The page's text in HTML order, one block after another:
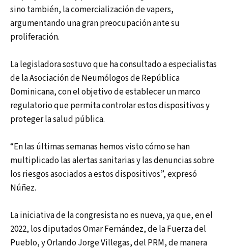
sino también, la comercialización de vapers,
argumentando una gran preocupación ante su
proliferación.
La legisladora sostuvo que ha consultado a especialistas
de la Asociación de Neumólogos de República
Dominicana, con el objetivo de establecer un marco
regulatorio que permita controlar estos dispositivos y
proteger la salud pública.
“En las últimas semanas hemos visto cómo se han
multiplicado las alertas sanitarias y las denuncias sobre
los riesgos asociados a estos dispositivos”, expresó
Núñez.
La iniciativa de la congresista no es nueva, ya que, en el
2022, los diputados Omar Fernández, de la Fuerza del
Pueblo, y Orlando Jorge Villegas, del PRM, de manera